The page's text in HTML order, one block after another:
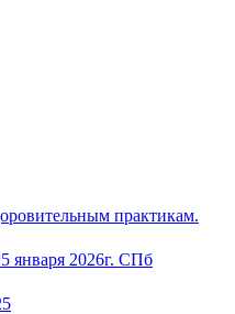
практикам.
2026г. СПб